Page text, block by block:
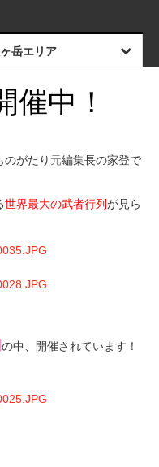
岳エリア
催中！
がたり 元編集長の家登で
世界最大の武者行列が見ら
の中、開催されています！